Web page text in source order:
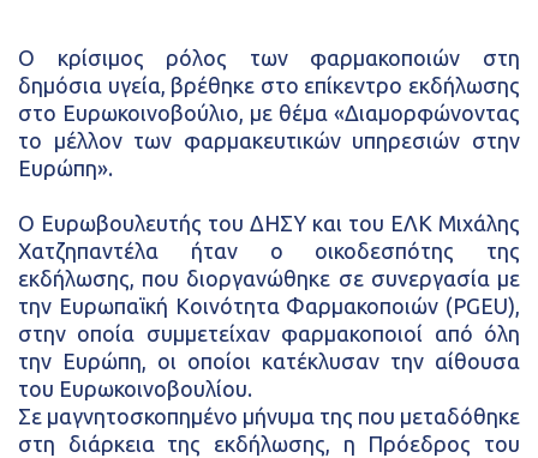
Ανακοινώσεις
Κοινωνικές Δραστηριότητες
Multimedia
Τύπος
Ο κρίσιμος ρόλος των φαρμακοποιών στη
δημόσια υγεία, βρέθηκε στο επίκεντρο εκδήλωσης
στο Ευρωκοινοβούλιο, με θέμα «Διαμορφώνοντας
το μέλλον των φαρμακευτικών υπηρεσιών στην
Ευρώπη».
Ο Ευρωβουλευτής του ΔΗΣΥ και του ΕΛΚ Μιχάλης
Χατζηπαντέλα ήταν ο οικοδεσπότης της
εκδήλωσης, που διοργανώθηκε σε συνεργασία με
την Ευρωπαϊκή Κοινότητα Φαρμακοποιών (PGEU),
στην οποία συμμετείχαν φαρμακοποιοί από όλη
την Ευρώπη, οι οποίοι κατέκλυσαν την αίθουσα
του Ευρωκοινοβουλίου.
Σε μαγνητοσκοπημένο μήνυμα της που μεταδόθηκε
στη διάρκεια της εκδήλωσης, η Πρόεδρος του